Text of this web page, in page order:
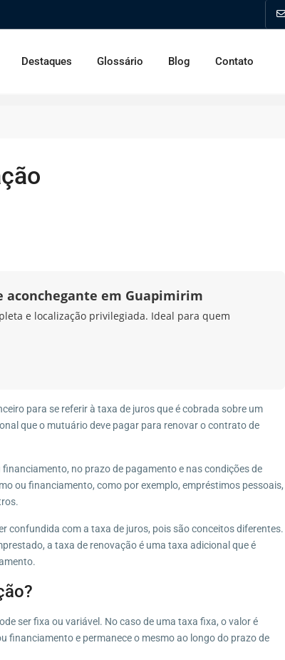
Destaques Glossário Blog Contato
aconchegante em Guapimirim
e localização privilegiada. Ideal para quem
para se referir à taxa de juros que é cobrada sobre um
que o mutuário deve pagar para renovar o contrato de
no prazo de pagamento e nas condições de
ou financiamento, como por exemplo, empréstimos pessoais,
confundida com a taxa de juros, pois são conceitos diferentes.
a taxa de renovação é uma taxa adicional que é
ser fixa ou variável. No caso de uma taxa fixa, o valor é
e permanece o mesmo ao longo do prazo de